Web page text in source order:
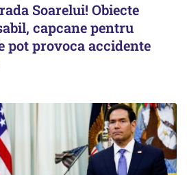
Soarelui! Obiecte
capcane pentru
pot provoca accidente